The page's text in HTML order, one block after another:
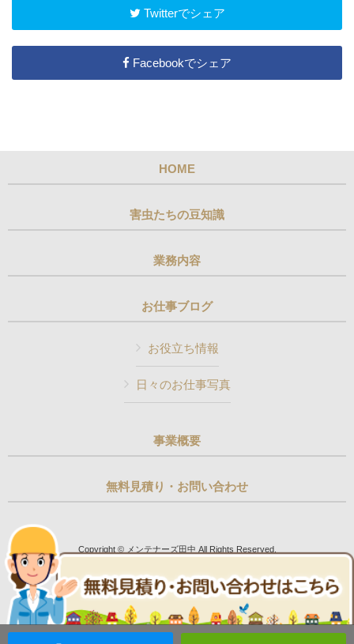
Twitterでシェア
Facebookでシェア
HOME
害虫たちの豆知識
業務内容
お仕事ブログ
お役立ち情報
日々のお仕事写真
事業概要
無料見積り・お問い合わせ
Copyright © メンテナーズ田中 All Rights Reserved.